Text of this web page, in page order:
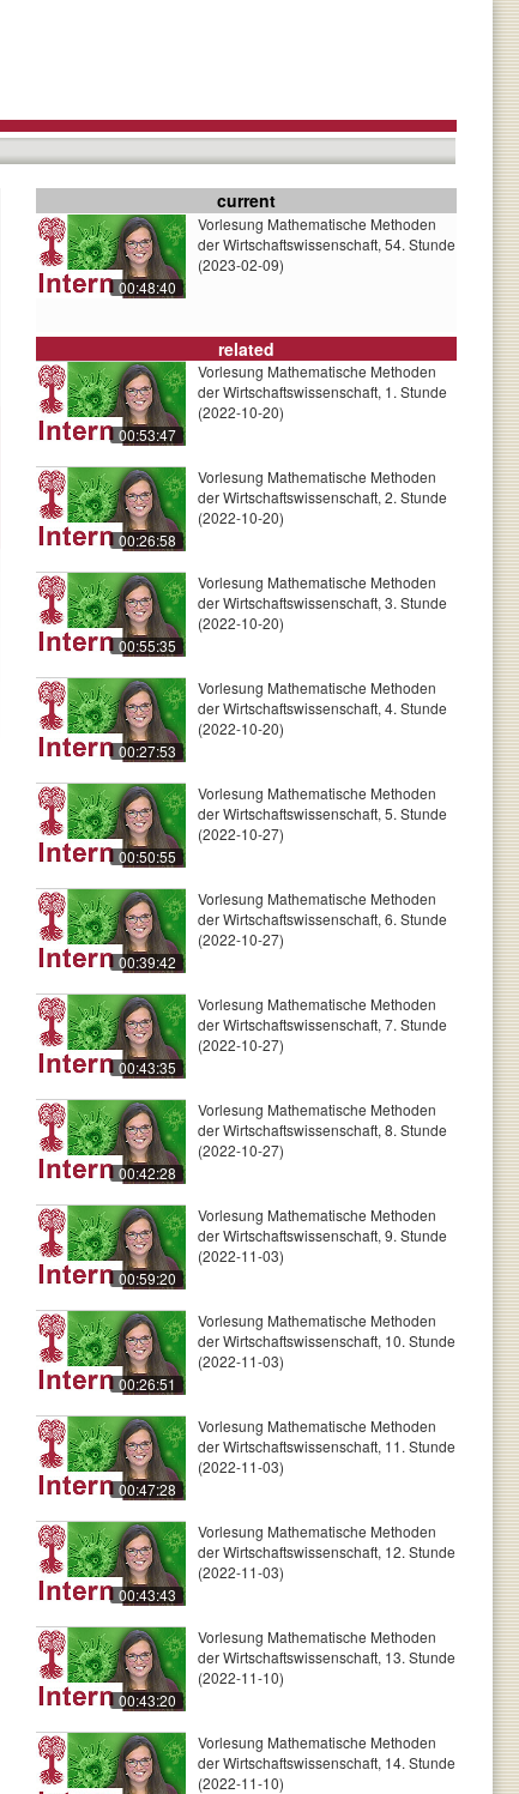
current
00:48:40
Vorlesung Mathematische Methoden
der Wirtschaftswissenschaft, 54. Stunde
(2023-02-09)
related
00:53:47
Vorlesung Mathematische Methoden
der Wirtschaftswissenschaft, 1. Stunde
(2022-10-20)
00:26:58
Vorlesung Mathematische Methoden
der Wirtschaftswissenschaft, 2. Stunde
(2022-10-20)
00:55:35
Vorlesung Mathematische Methoden
der Wirtschaftswissenschaft, 3. Stunde
(2022-10-20)
00:27:53
Vorlesung Mathematische Methoden
der Wirtschaftswissenschaft, 4. Stunde
(2022-10-20)
00:50:55
Vorlesung Mathematische Methoden
der Wirtschaftswissenschaft, 5. Stunde
(2022-10-27)
00:39:42
Vorlesung Mathematische Methoden
der Wirtschaftswissenschaft, 6. Stunde
(2022-10-27)
00:43:35
Vorlesung Mathematische Methoden
der Wirtschaftswissenschaft, 7. Stunde
(2022-10-27)
00:42:28
Vorlesung Mathematische Methoden
der Wirtschaftswissenschaft, 8. Stunde
(2022-10-27)
00:59:20
Vorlesung Mathematische Methoden
der Wirtschaftswissenschaft, 9. Stunde
(2022-11-03)
00:26:51
Vorlesung Mathematische Methoden
der Wirtschaftswissenschaft, 10. Stunde
(2022-11-03)
00:47:28
Vorlesung Mathematische Methoden
der Wirtschaftswissenschaft, 11. Stunde
(2022-11-03)
00:43:43
Vorlesung Mathematische Methoden
der Wirtschaftswissenschaft, 12. Stunde
(2022-11-03)
00:43:20
Vorlesung Mathematische Methoden
der Wirtschaftswissenschaft, 13. Stunde
(2022-11-10)
Vorlesung Mathematische Methoden
der Wirtschaftswissenschaft, 14. Stunde
(2022-11-10)